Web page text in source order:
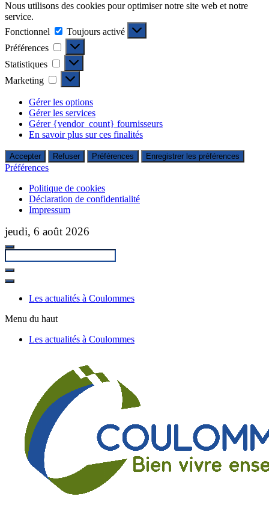
Nous utilisons des cookies pour optimiser notre site web et notre
service.
Fonctionnel
Fonctionnel
Toujours activé
Préférences
Préférences
Statistiques Statistiques
Marketing Marketing
Gérer les options
Gérer les services
Gérer {vendor_count} fournisseurs
En savoir plus sur ces finalités
Accepter Refuser Préférences Enregistrer les préférences
Préférences
Politique de cookies
Déclaration de confidentialité
Impressum
Passer
au
contenu
principal
jeudi, 6 août 2026
Fermer
rechercheLes actualités à Coulommes
Menu du haut
Les actualités à Coulommes